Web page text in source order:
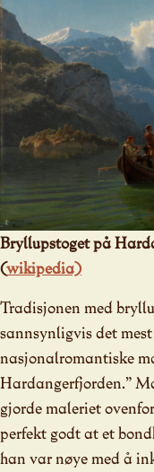
Bryllupstoget på
(wikipedia)
Tradisjonen med
sannsynligvis det
nasjonalromantiske
Hardangerfjorden.”
gjorde maleriet
perfekt godt at et
han var nøye med å